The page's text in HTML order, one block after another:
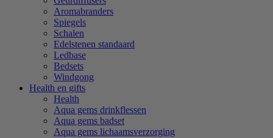
Aromabranders
Spiegels
Schalen
Edelstenen standaard
Ledbase
Bedsets
Windgong
Health en gifts
Health
Aqua gems drinkflessen
Aqua gems badset
Aqua gems lichaamsverzorging